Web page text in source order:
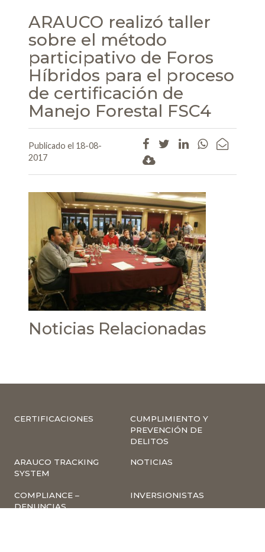
ARAUCO realizó taller
sobre el método
participativo de Foros
Híbridos para el proceso
de certificación de
Manejo Forestal FSC4
Publicado el 18-08-
2017
Noticias Relacionadas
CERTIFICACIONES
CUMPLIMIENTO Y
PREVENCIÓN DE
DELITOS
ARAUCO TRACKING
SYSTEM
NOTICIAS
COMPLIANCE –
DENUNCIAS
INVERSIONISTAS